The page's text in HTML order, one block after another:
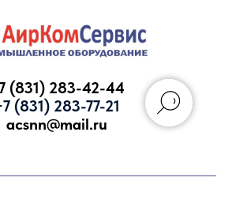
(831) 283-42-44
(831) 283-77-21
acsnn@mail.ru